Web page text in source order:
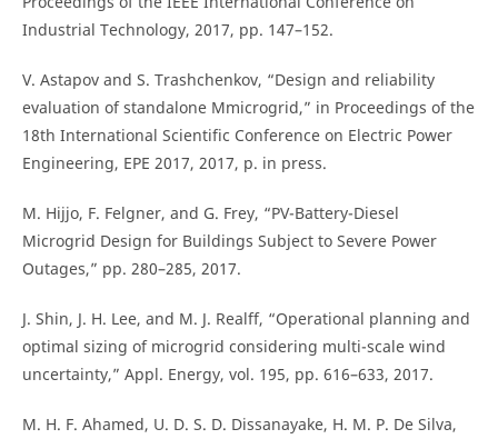
Industrial Technology, 2017, pp. 147–152.
V. Astapov and S. Trashchenkov, “Design and reliability
evaluation of standalone Mmicrogrid,” in Proceedings of the
18th International Scientific Conference on Electric Power
Engineering, EPE 2017, 2017, p. in press.
M. Hijjo, F. Felgner, and G. Frey, “PV-Battery-Diesel
Microgrid Design for Buildings Subject to Severe Power
Outages,” pp. 280–285, 2017.
J. Shin, J. H. Lee, and M. J. Realff, “Operational planning and
optimal sizing of microgrid considering multi-scale wind
uncertainty,” Appl. Energy, vol. 195, pp. 616–633, 2017.
M. H. F. Ahamed, U. D. S. D. Dissanayake, H. M. P. De Silva,